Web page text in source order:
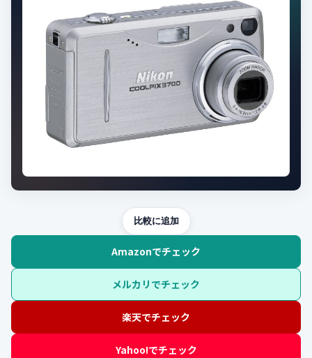
比較に追加
Amazonでチェック
メルカリでチェック
楽天でチェック
Yahoo!でチェック